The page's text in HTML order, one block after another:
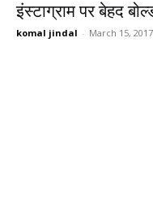
इंस्टाग्राम पर बेहद
komal jindal - March 15, 2017